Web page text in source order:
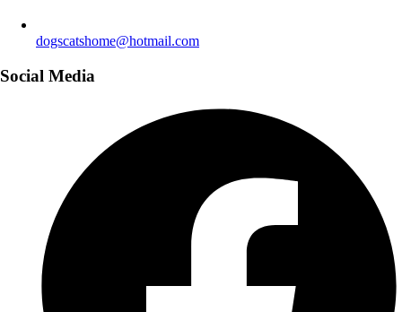
dogscatshome@hotmail.com
Social Media